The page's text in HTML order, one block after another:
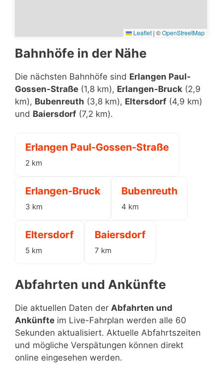
Leaflet | ©OpenStreetMap
Bahnhöfe in der Nähe
Die nächsten Bahnhöfe sind Erlangen Paul-
Gossen-Straße (1,8 km), Erlangen-Bruck (2,9
km), Bubenreuth (3,8 km), Eltersdorf (4,9 km)
und Baiersdorf (7,2 km).
Erlangen Paul-Gossen-Straße
2 km
Erlangen-Bruck
3 km
Bubenreuth
4 km
Eltersdorf
5 km
Baiersdorf
7 km
Abfahrten und Ankünfte
Die aktuellen Daten der Abfahrten und
Ankünfte im Live-Fahrplan werden alle 60
Sekunden aktualisiert. Aktuelle Abfahrtszeiten
und mögliche Verspätungen können direkt
online eingesehen werden.